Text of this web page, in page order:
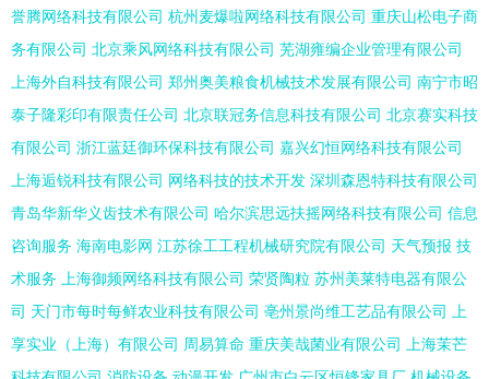
誉腾网络科技有限公司 杭州麦爆啦网络科技有限公司 重庆山松电子商
务有限公司 北京乘风网络科技有限公司 芜湖雍编企业管理有限公司
上海外自科技有限公司 郑州奥美粮食机械技术发展有限公司 南宁市昭
泰子隆彩印有限责任公司 北京联冠务信息科技有限公司 北京赛实科技
有限公司 浙江蓝廷御环保科技有限公司 嘉兴幻恒网络科技有限公司
上海逅锐科技有限公司 网络科技的技术开发 深圳森恩特科技有限公司
青岛华新华义齿技术有限公司 哈尔滨思远扶摇网络科技有限公司 信息
咨询服务 海南电影网 江苏徐工工程机械研究院有限公司 天气预报 技
术服务
上海御频网络科技有限公司 荣贤陶粒 苏州美莱特电器有限公
司 天门市每时每鲜农业科技有限公司 亳州景尚维工艺品有限公司
上
享实业（上海）有限公司 周易算命 重庆美哉菌业有限公司
上海茉芒